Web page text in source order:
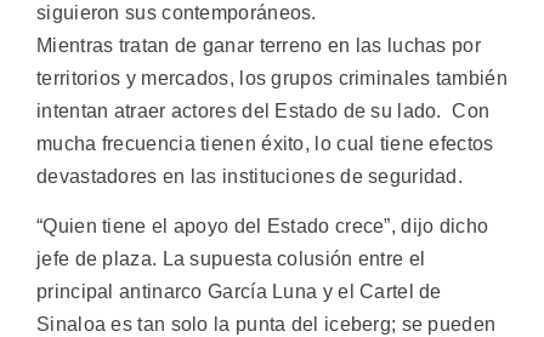
siguieron sus contemporáneos.
Mientras tratan de ganar terreno en las luchas por
territorios y mercados, los grupos criminales también
intentan atraer actores del Estado de su lado. Con
mucha frecuencia tienen éxito, lo cual tiene efectos
devastadores en las instituciones de seguridad.
“Quien tiene el apoyo del Estado crece”, dijo dicho
jefe de plaza. La supuesta colusión entre el
principal antinarco García Luna y el Cartel de
Sinaloa es tan solo la punta del iceberg; se pueden